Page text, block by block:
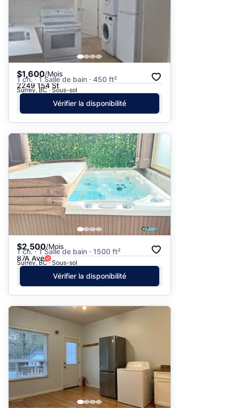
$1,600/Mois
1 ch. · 1 Salle de bain · 450 ft²
2249 154 St
Surrey, BC · Sous-sol
Vérifier la disponibilité
$2,500/Mois
1 ch. · 1 Salle de bain · 1500 ft²
87A Ave
Surrey, BC · Sous-sol
Vérifier la disponibilité